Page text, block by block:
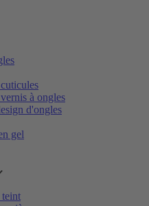
à ongles
d'ongles
gel
teint